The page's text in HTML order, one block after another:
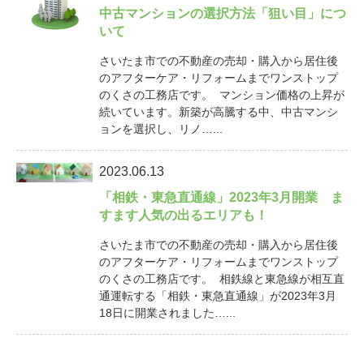
中古マンションの選択方法「狙い目」につ
いて
さいたま市での不動産の売却・購入から居住後
のアフターケア・リフォームまでワンストップ
のくさの工務店です。 マンション価格の上昇が
続いています。新築が高騰する中、中古マンシ
ョンを選択し、リノ…...
2023.06.13
「相鉄・東急直通線」2023年3月開業 ま
すます人気の出るエリアも！
さいたま市での不動産の売却・購入から居住後
のアフターケア・リフォームまでワンストップ
のくさの工務店です。 相鉄線と東急線が相互直
通運転する「相鉄・東急直通線」が2023年3月
18日に開業されました…...